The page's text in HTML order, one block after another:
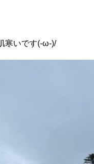
寒いです(-ω-)/